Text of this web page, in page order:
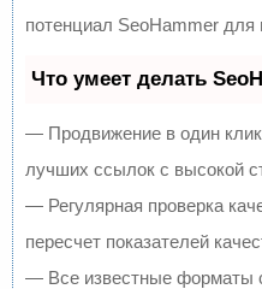
потенциал SeoHammer для
Что умеет делать
— Продвижение в один
лучших ссылок с высокой
— Регулярная проверка
пересчет показателей
— Все известные форматы